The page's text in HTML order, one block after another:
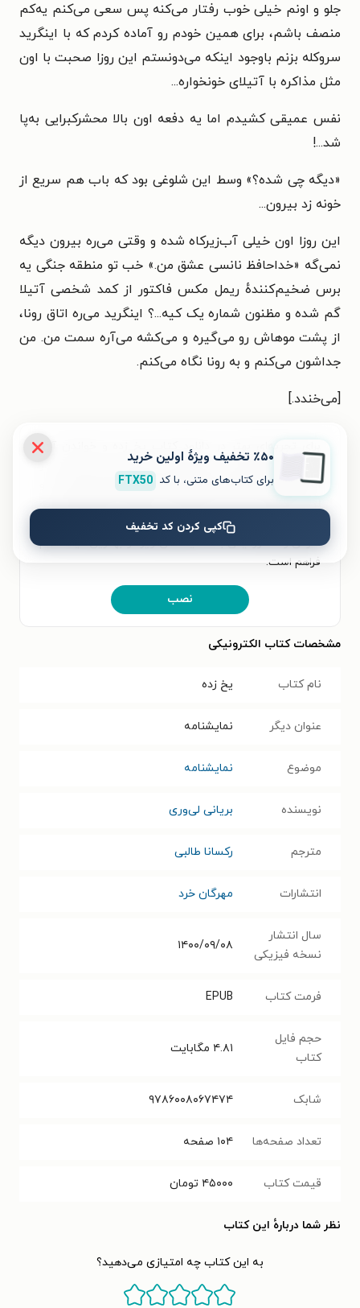
جلو و اونم خیلی خوب رفتار می‌کنه پس سعی می‌کنم یه‌کم
منصف باشم، برای همین خودم رو آماده کردم که با اینگرید
سروکله بزنم باوجود اینکه می‌دونستم این روزا صحبت با اون
مثل مذاکره با آتیلای خونخواره...‌
نفس عمیقی کشیدم اما یه دفعه اون بالا محشرکبرایی به‌پا
شد...!
«دیگه چی شده؟» وسط این شلوغی بود که باب هم سریع از
خونه زد بیرون...
این روزا اون خیلی آب‌زیرکاه شده و وقتی می‌ره بیرون دیگه
نمی‌گه «خداحافظ نانسی عشق من.» خب تو منطقه جنگی یه
برس ضخیم‌کنندهٔ ریمل مکس فاکتور از کمد شخصی آتیلا
گم شده و مظنون شماره یک کیه...‌؟ اینگرید می‌ره اتاق رونا،
از پشت موهاش رو می‌گیره و می‌کشه می‌آره سمت من. من
جداشون می‌کنم و به رونا نگاه می‌کنم.
[می‌خندد.]
برای تجربه‌ای بهتر در دانلود کتاب یخ زده و خواندن آن،
اپلیکیشن طاقچه را به‌صورت رایگان نصب کنید. در
اپلیکیشن می‌توانید مطالعه‌ی خود را شخصی‌سازی کنید و
کنید. علاوه‌بر دسترسی آسان، امکان خرید هزاران کتاب
صوتی و الکترونیکی با تخفیف‌های ویژه و بهترین قیمت هم
فراهم است.
نصب
مشخصات کتاب الکترونیکی
نام کتاب یخ زده
عنوان دیگر نمایشنامه
موضوع نمایشنامه
نویسنده بریانی لی‌وری
مترجم رکسانا طالبی
انتشارات مهرگان خرد
سال انتشار
نسخه فیزیکی
۱۴۰۰/۰۹/۰۸
فرمت کتاب EPUB
حجم فایل
کتاب
۴.۸۱ مگابایت
شابک ۹۷۸۶۰۰۸۰۶۷۴۷۴
تعداد صفحه‌ها ۱۰۴ صفحه
قیمت کتاب ۴۵۰۰۰ تومان
نظر شما دربارهٔ این کتاب
به این کتاب چه امتیازی می‌دهید؟
٪۵۰ تخفیف ویژۀ اولین خرید
برای کتاب‌های متنی، با کد FTX50
کپی کردن کد تخفیف